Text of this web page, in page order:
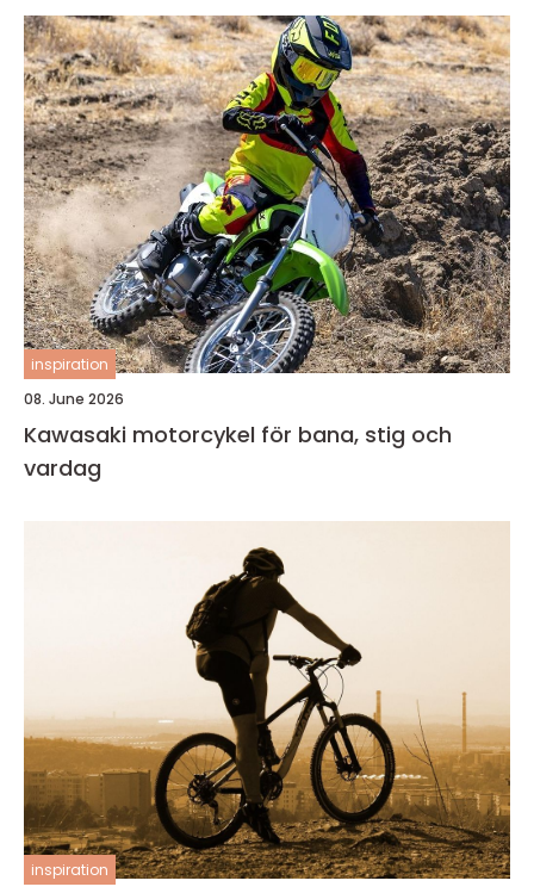
inspiration
08. June 2026
Kawasaki motorcykel för bana, stig och
vardag
inspiration